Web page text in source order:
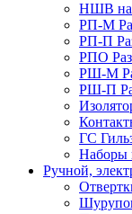
НШВ
РП-М
РП-П
РПО
РШ-М
РШ-П
ГС
Наборы
Ручной,